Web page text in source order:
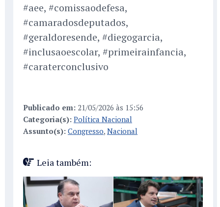
#aee, #comissaodefesa,
#camaradosdeputados,
#geraldoresende, #diegogarcia,
#inclusaoescolar, #primeirainfancia,
#caraterconclusivo
Publicado em: 21/05/2026 às 15:56
Categoria(s): Política Nacional
Assunto(s): Congresso, Nacional
Leia também: